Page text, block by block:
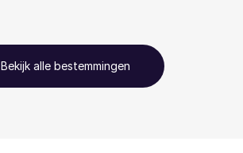
Bekijk alle bestemmingen